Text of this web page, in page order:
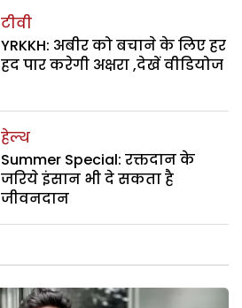
टीवी
YRKKH: अबीर को बचाने के लिए हर
हद पार करेगी अक्षरा ,देखें वीडियोज
हेल्थ
Summer Special: रक्तदान के
जरिये इंसान भी दे सकता है
जीवनदान